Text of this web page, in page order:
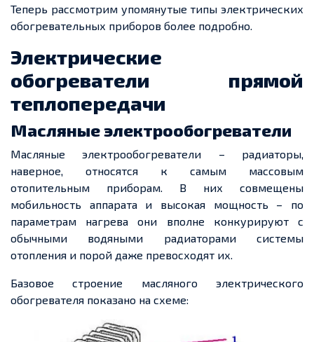
Теперь рассмотрим упомянутые типы электрических
обогревательных приборов более подробно.
Электрические
обогреватели прямой
теплопередачи
Масляные электрообогреватели
Масляные электрообогреватели – радиаторы,
наверное, относятся к самым массовым
отопительным приборам. В них совмещены
мобильность аппарата и высокая мощность – по
параметрам нагрева они вполне конкурируют с
обычными водяными радиаторами системы
отопления и порой даже превосходят их.
Базовое строение масляного электрического
обогревателя показано на схеме: